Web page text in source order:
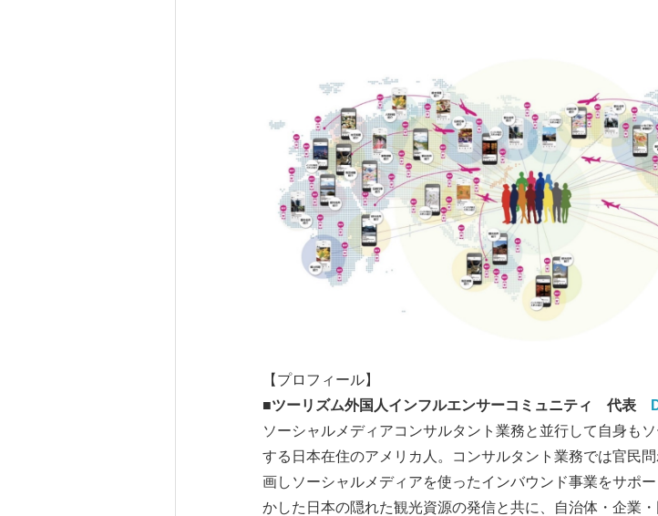
【プロフィール】
■ツーリズム外国人インフルエンサーコミュニティ 代表
ソーシャルメディアコンサルタント業務と並行して自身も
する日本在住のアメリカ人。コンサルタント業務では官民
画しソーシャルメディアを使ったインバウンド事業をサポ
かした日本の隠れた観光資源の発信と共に、自治体・企業
English